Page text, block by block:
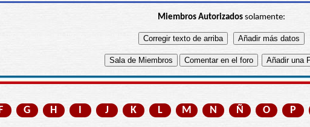
Miembros Autorizadossolamente:
G H I J K L M N Ñ O P